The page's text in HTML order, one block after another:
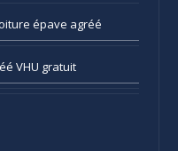
épave agréé
VHU gratuit